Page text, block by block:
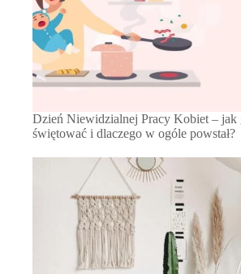
Dzień Niewidzialnej Pracy Kobiet – jak
świętować i dlaczego w ogóle powstał?